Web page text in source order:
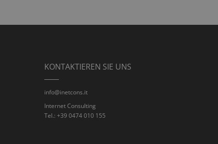
KONTAKTIEREN SIE UNS
info@inetcons.it
Internet Consulting
Tel.: +39 0474 010 155